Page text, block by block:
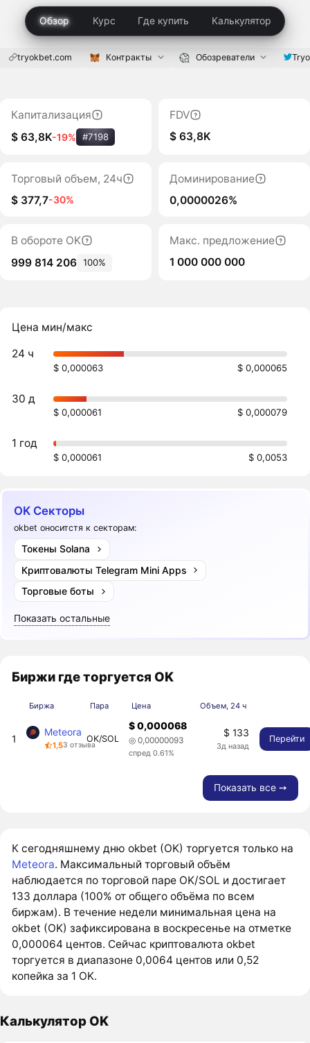
Обзор Курс Где купить Калькулятор
tryokbet.com Контракты Обозреватели
Капитализация
$ 63,8K-19% #7198
FDV
$ 63,8K
Торговый объем, 24ч
$ 377,7-30%
Доминирование
0,0000026%
В обороте OK
999 814 206 100%
Макс. предложение
1 000 000 000
Цена мин/макс
24 ч
$ 0,000063 $ 0,000065
30 д
$ 0,000061 $ 0,000079
1 год
$ 0,000061 $ 0,0053
OK Секторы
okbet оноситстя к секторам:
Токены Solana
Криптовалюты Telegram Mini Apps
Торговые боты
Показать остальные
Биржи где торгуется OK
Биржа Пара Цена Объем, 24 ч
1
Meteora
1,53 отзыва
OK/SOL
$ 0,000068
◎ 0,00000093
спред 0.61%
$ 133
3д назад
Перейти
Показать все ➙
К сегодняшнему дню okbet (OK) торгуется только на
Meteora. Максимальный торговый объём
наблюдается по торговой паре OK/SOL и достигает
133 доллара (100% от общего объёма по всем
биржам). В течение недели минимальная цена на
okbet (OK) зафиксирована в воскресенье на отметке
0,000064 центов. Сейчас криптовалюта okbet
торгуется в диапазоне 0,0064 центов или 0,52
копейка за 1 OK.
Калькулятор OK